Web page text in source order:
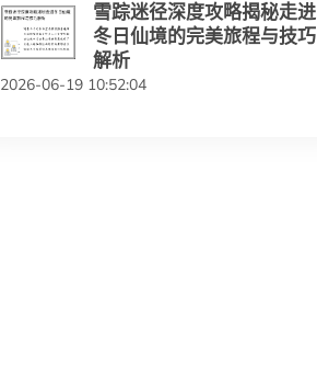
雪踪迷径深度攻略揭秘走进
冬日仙境的完美旅程与技巧
解析
2026-06-19 10:52:04